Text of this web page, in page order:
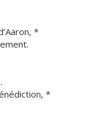
*
*